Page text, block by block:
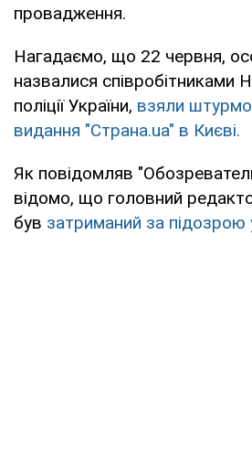
провадження.
Нагадаємо, що 22 червня,
назвалися співробітниками
поліції України, взяли
видання "Страна.uа" в Києві.
Як повідомляв
відомо, що головний
був затриманий за підозрою